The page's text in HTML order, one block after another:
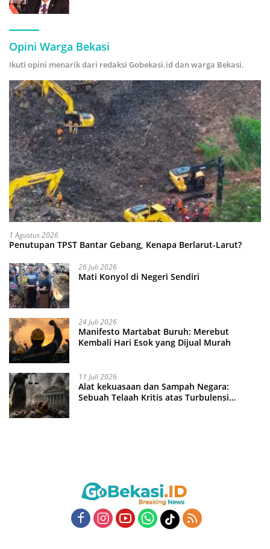
Opini Warga Bekasi
Ikuti opini menarik dari redaksi Gobekasi.id dan warga Bekasi.
1 Agustus 2026
Penutupan TPST Bantar Gebang, Kenapa Berlarut-Larut?
26 Juli 2026
Mati Konyol di Negeri Sendiri
24 Juli 2026
Manifesto Martabat Buruh: Merebut
Kembali Hari Esok yang Dijual Murah
11 Juli 2026
Alat kekuasaan dan Sampah Negara:
Sebuah Telaah Kritis atas Turbulensi